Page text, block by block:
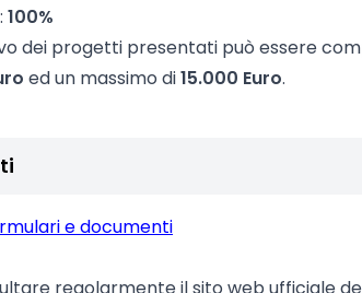
100%
dei progetti presentati può essere
ed un massimo di15.000 Euro.
e documenti